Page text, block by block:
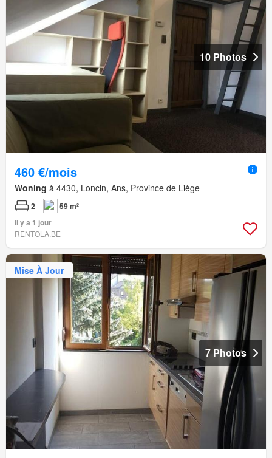
10 Photos
460 €/mois
Woning à 4430, Loncin, Ans, Province de Liège
2
59 m²
Il y a 1 jour
RENTOLA.BE
Mise À Jour
7 Photos